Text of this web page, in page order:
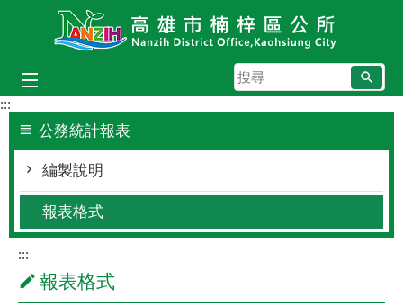
跳到主要內容區塊
搜
尋
:::
公務統計報表
編製說明
報表格式
:::
報表格式